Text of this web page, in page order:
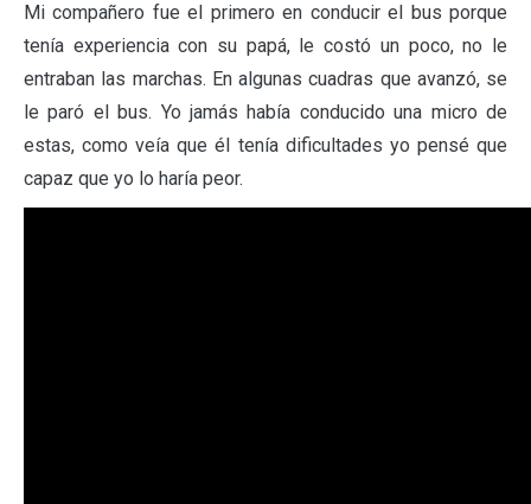
Mi compañero fue el primero en conducir el bus porque
tenía experiencia con su papá, le costó un poco, no le
entraban las marchas. En algunas cuadras que avanzó, se
le paró el bus. Yo jamás había conducido una micro de
estas, como veía que él tenía dificultades yo pensé que
capaz que yo lo haría peor.